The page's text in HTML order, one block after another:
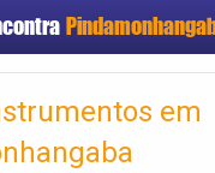
Cadastrar
Criar conta
em